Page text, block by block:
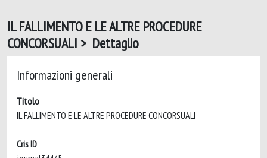
IL FALLIMENTO E LE ALTRE PROCEDURE
CONCORSUALI > Dettaglio
Informazioni generali
Titolo
Cris ID